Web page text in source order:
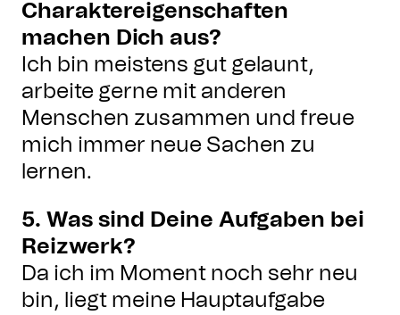
Charaktereigenschaften
machen Dich aus?
Ich bin meistens gut gelaunt,
arbeite gerne mit anderen
Menschen zusammen und freue
mich immer neue Sachen zu
lernen.
5. Was sind Deine Aufgaben bei
Reizwerk?
Da ich im Moment noch sehr neu
bin, liegt meine Hauptaufgabe